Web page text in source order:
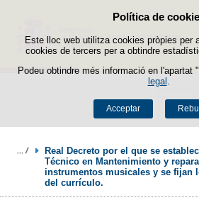
Política de
Este lloc web utilitza cookies pròpies per
cookies de tercers per a obtindre
Podeu obtindre més informació en l'apartat
legal
Acceptar
Passar
Real Decreto por el que se
Técnico en Mantenimiento y
instrumentos musicales y se fijan
del currículo.